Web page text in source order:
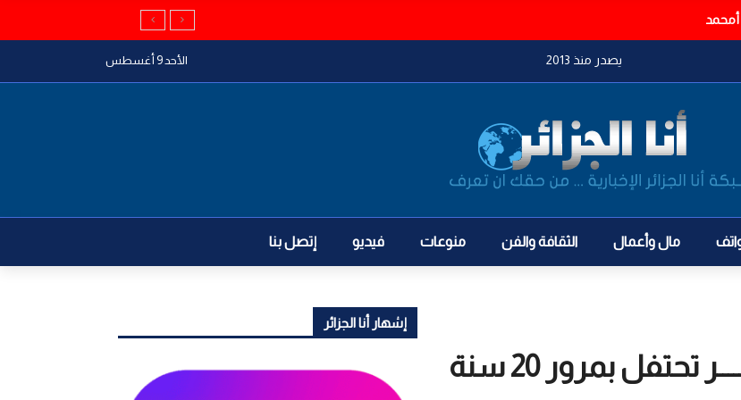
الأحد 9 أغسطس يصدر منذ 2013
مال وأعمال الثقافة والفن منوعات فيديو إتصل بنا
المغاربية للإيجار المـــالي الجزائــــــر تحتفل بمرور 20 سنة
إشهار أنا الجزائر